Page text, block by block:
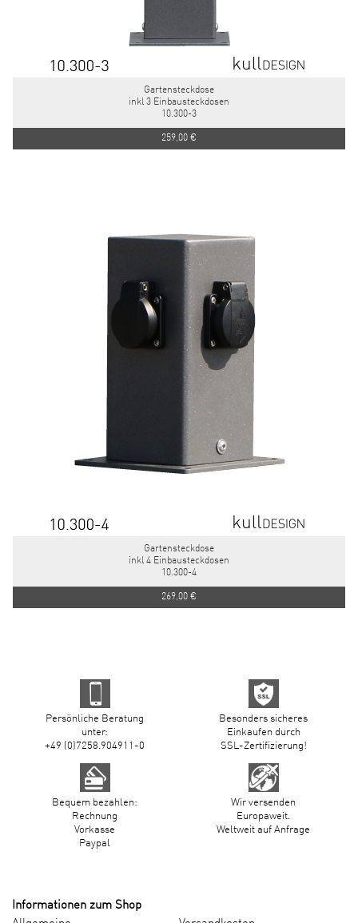
Gartensteckdose
inkl 3 Einbausteckdosen
10.300-3
259,00 €
Gartensteckdose
inkl 4 Einbausteckdosen
10.300-4
269,00 €
Persönliche Beratung
unter:
+49 (0)7258.904911-0
Besonders sicheres
Einkaufen durch
SSL-Zertifizierung!
Bequem bezahlen:
Rechnung
Vorkasse
Paypal
Wir versenden
Europaweit.
Weltweit auf Anfrage
Informationen zum Shop